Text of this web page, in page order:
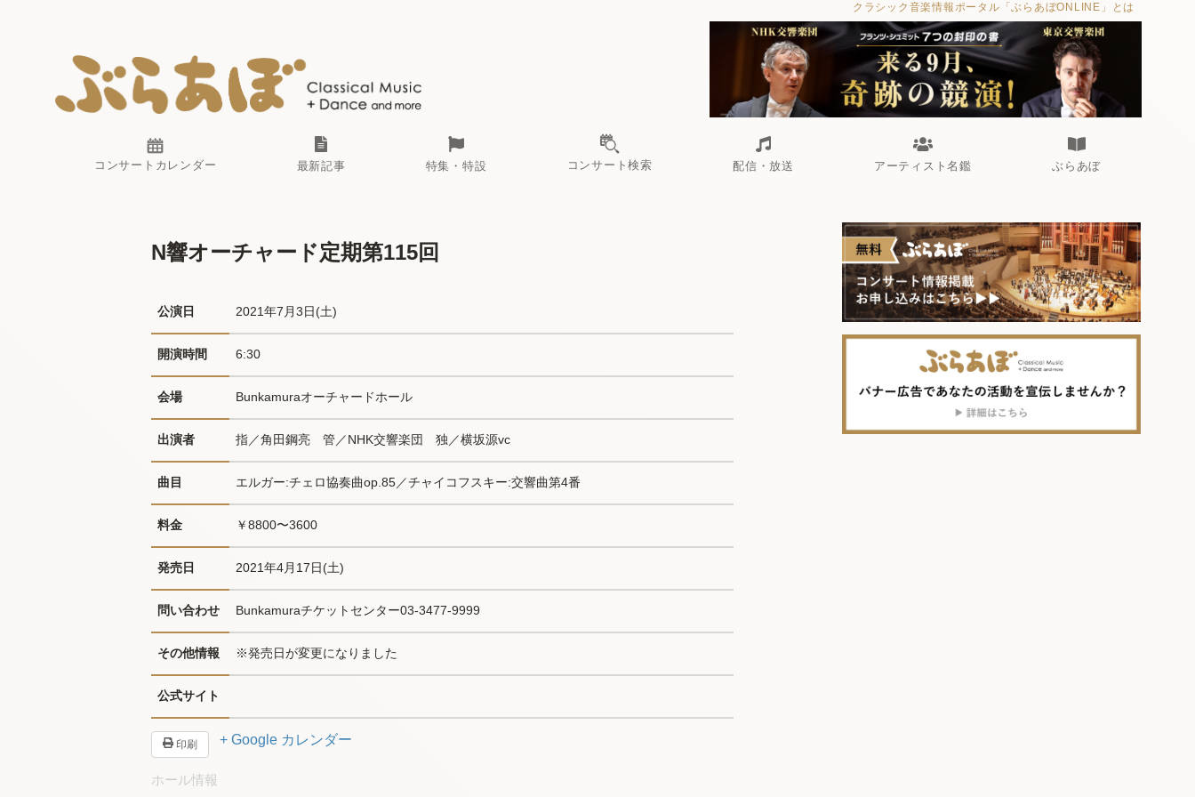
クラシック音楽情報ポータル「ぶらあぼONLINE」とは
コンサートカレンダー 最新記事 特集・特設 コンサート検索 配信・放送 アーティスト名鑑 ぶらあぼ
N響オーチャード定期第115回
公演日 2021年7月3日(土)
開演時間 6:30
会場 Bunkamuraオーチャードホール
出演者 指／角田鋼亮　管／NHK交響楽団　独／横坂源vc
曲目 エルガー:チェロ協奏曲op.85／チャイコフスキー:交響曲第4番
料金 ￥8800〜3600
発売日 2021年4月17日(土)
問い合わせ Bunkamuraチケットセンター03-3477-9999
その他情報 ※発売日が変更になりました
公式サイト
印刷 + Google カレンダー
ホール情報